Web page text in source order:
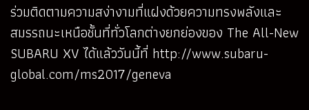
ร่วมติดตามความสง่างามที่แฝงด้วยความทรงพลังและ
สมรรถนะเหนือชั้นที่ทั่วโลกต่างยกย่องของ The All-New
SUBARU XV ได้แล้ววันนี้ที่ http://www.subaru-
global.com/ms2017/geneva